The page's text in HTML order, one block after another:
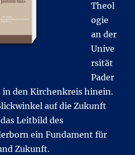
Theol
ogie
an der
Unive
rsität
Pader
den Kirchenkreis hinein.
auf die Zukunft
Leitbild des
ein Fundament für
Zukunft.